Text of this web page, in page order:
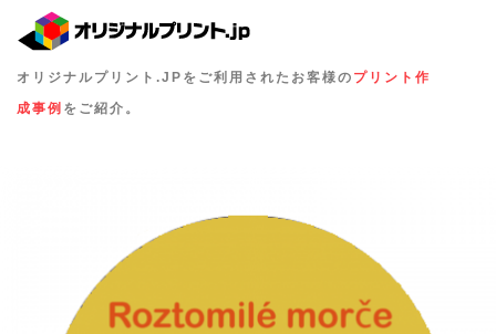
オリジナルプリント.JPをご利用されたお客様の プリント作
成事例 をご紹介。